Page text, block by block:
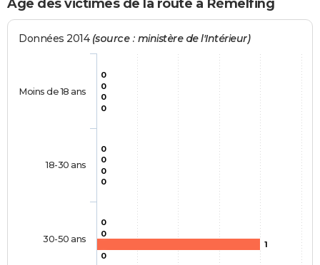
Age des victimes de la route à Rémelfing
Données 2014 (source : ministère de l'Intérieur)
0
0
0
0
0
0
0
0
1
0
0
0
Moins de 18 ans
18-30 ans
30-50 ans